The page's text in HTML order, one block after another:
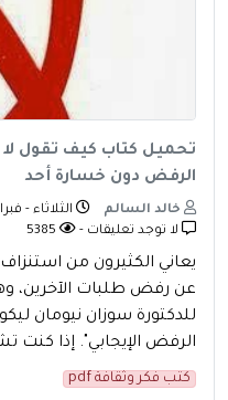
الرفض دون خسارة أحد
خالد السالم
الثلاثاء - فبراير 17,
لا توجد تعليقات -
يعاني الكثيرون من
عن رفض طلبات الآخرين،
للدكتورة سوزان نيومان
الرفض الإيجابي". إذا كنت
كتب فكر وثقافة pdf